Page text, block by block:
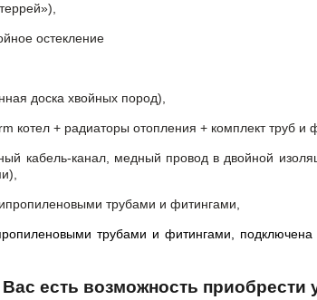
остекление
доска хвойных пород),
котел + радиаторы отопления + комплект труб и
кабель-канал, медный провод в двойной
трубами и фитингами,
трубами и фитингами,
есть возможность приобрести